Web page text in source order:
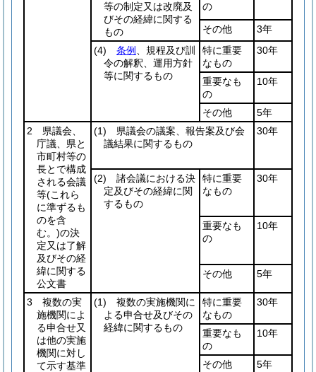
等の制定又は改廃及
びその経緯に関する
もの
の
その他
3年
(4)
条例
、規程及び訓
令の解釈、運用方針
等に関するもの
特に重要
なもの
30年
重要なも
の
10年
その他
5年
2 県議会、
庁議、県と
市町村等の
長とで構成
される会議
等(これら
に準ずるも
のを含
む。)の決
定又は了解
及びその経
緯に関する
公文書
(1) 県議会の議案、報告案及び会
議結果に関するもの
30年
(2) 諸会議における決
定及びその経緯に関
するもの
特に重要
なもの
30年
重要なも
の
10年
その他 5年
3 複数の実
施機関によ
る申合せ又
は他の実施
機関に対し
て示す基準
(1) 複数の実施機関に
よる申合せ及びその
経緯に関するもの
特に重要
なもの
30年
重要なも
の
10年
その他
5年